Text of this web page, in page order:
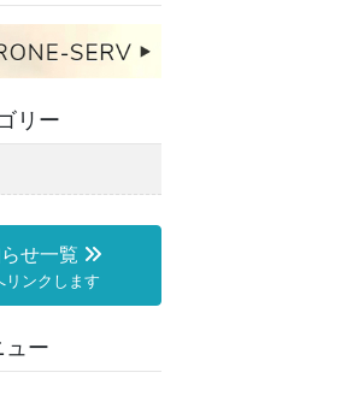
リー
せ一覧
ンクします
ュー